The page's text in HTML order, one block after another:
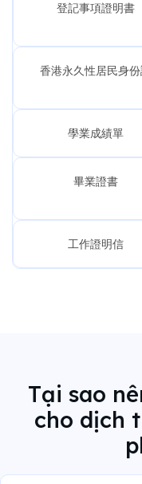
登記事項證明書
香港永久性居民身
學業成績單
畢業證書
工作證明信
Tại sao
cho dịch